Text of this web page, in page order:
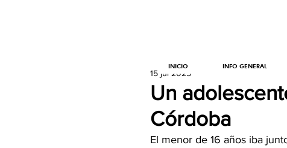
Un
Córdoba
15 jul 2025
El menor de 16 años iba
INICIO INFO GENERAL